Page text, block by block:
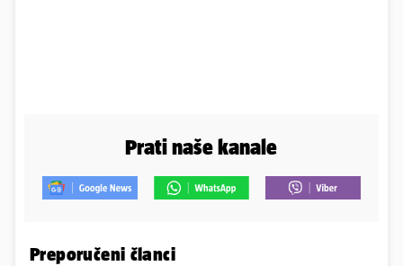
Prati naše kanale
Preporučeni članci